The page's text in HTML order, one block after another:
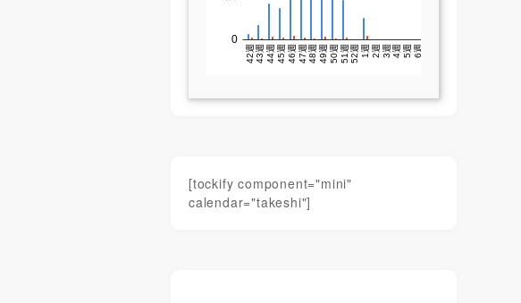
[tockify component="mini"
calendar="takeshi"]